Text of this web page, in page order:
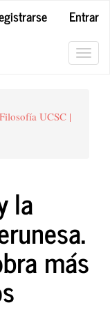
Entrar
UCSC |
la
más